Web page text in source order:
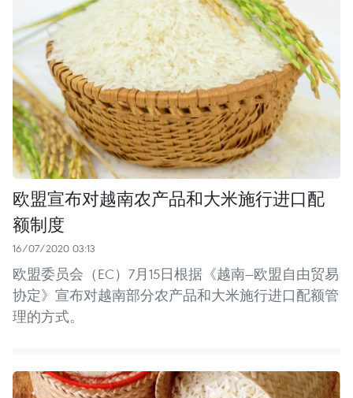
欧盟宣布对越南农产品和大米施行进口配
额制度
16/07/2020 03:13
欧盟委员会（EC）7月15日根据《越南—欧盟自由贸易
协定》宣布对越南部分农产品和大米施行进口配额管
理的方式。